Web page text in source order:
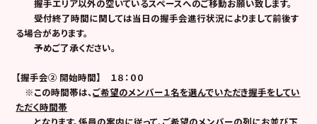
握手エリア以外の空いているスペースへのご移動お願い致します。
受付終了時間に関しては当日の握手会進行状況によりまして前後す
る場合があります。
予めご了承ください。
【握手会② 開始時間】 １８：００
※この時間帯は、ご希望のメンバー１名を選んでいただき握手をしてい
ただく時間帯
となります。係員の案内に従って、ご希望のメンバーの列にお並び下